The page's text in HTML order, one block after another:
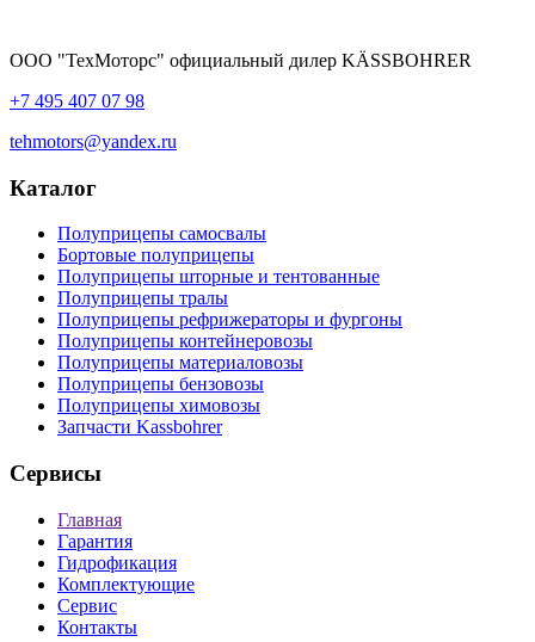
ООО "ТехМоторс" официальный дилер KÄSSBOHRER
+7 495 407 07 98
tehmotors@yandex.ru
Каталог
Полуприцепы самосвалы
Бортовые полуприцепы
Полуприцепы шторные и тентованные
Полуприцепы тралы
Полуприцепы рефрижераторы и фургоны
Полуприцепы контейнеровозы
Полуприцепы материаловозы
Полуприцепы бензовозы
Полуприцепы химовозы
Запчасти Kassbohrer
Сервисы
Главная
Гарантия
Гидрофикация
Комплектующие
Сервис
Контакты